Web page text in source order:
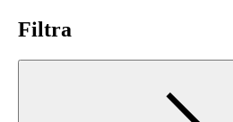
Filtra